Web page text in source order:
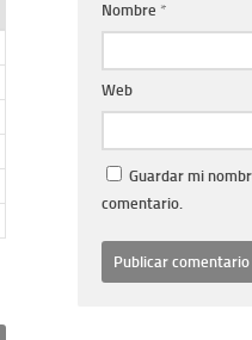
Nombre *
Web
Guardar mi
comentario.